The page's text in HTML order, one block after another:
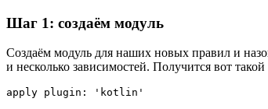
Шаг 1: создаём модуль
Создаём модуль для наших новых правил и
и несколько зависимостей. Получится вот
apply plugin: 'kotlin'